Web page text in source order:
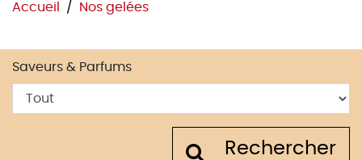
Accueil Nos gelées
Saveurs & Parfums
Rechercher